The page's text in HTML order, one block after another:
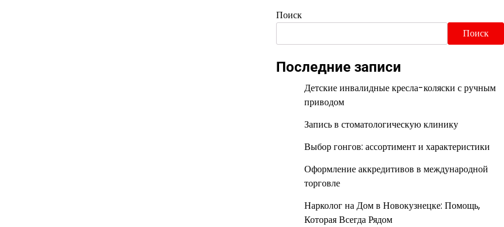
Поиск
Поиск
Последние записи
Детские инвалидные кресла-коляски с ручным
приводом
Запись в стоматологическую клинику
Выбор гонгов: ассортимент и характеристики
Оформление аккредитивов в международной
торговле
Нарколог на Дом в Новокузнецке: Помощь,
Которая Всегда Рядом